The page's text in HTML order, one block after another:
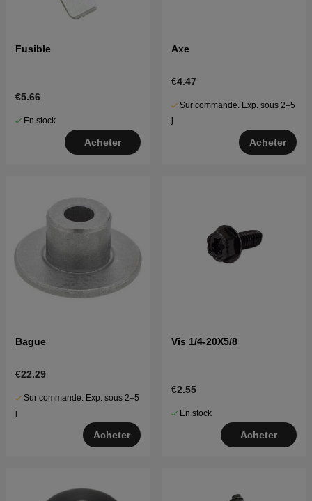
Fusible
€5.66
En stock
Acheter
Axe
€4.47
Sur commande. Exp. sous 2–5
j
Acheter
Bague
€22.29
Sur commande. Exp. sous 2–5
j
Acheter
Vis 1/4-20X5/8
€2.55
En stock
Acheter